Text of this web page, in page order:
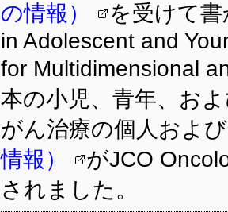
の情報）
を受けて
in Adolescent and
for Multidimensional
本の小児、青年、お
がん治療の個人およ
情報）
がJCO
されました。